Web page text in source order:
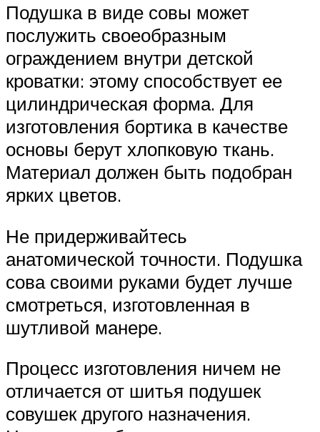
Подушка в виде совы может
послужить своеобразным
ограждением внутри детской
кроватки: этому способствует ее
цилиндрическая форма. Для
изготовления бортика в качестве
основы берут хлопковую ткань.
Материал должен быть подобран
ярких цветов.
Не придерживайтесь
анатомической точности. Подушка
сова своими руками будет лучше
смотреться, изготовленная в
шутливой манере.
Процесс изготовления ничем не
отличается от шитья подушек
совушек другого назначения.